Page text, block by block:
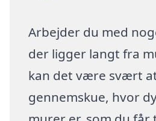
Arbejder du med
der ligger langt fra
kan det være svært
gennemskue, hvor